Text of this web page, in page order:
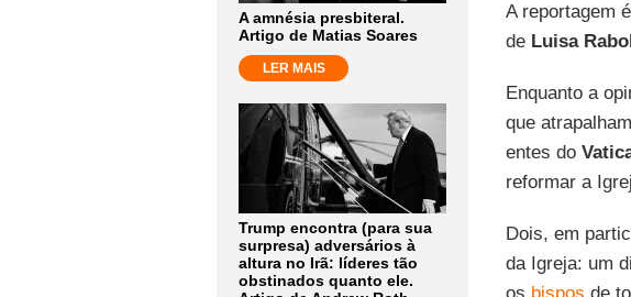
A amnésia presbiteral.
Artigo de Matias Soares
LER MAIS
Trump encontra (para sua
surpresa) adversários à
altura no Irã: líderes tão
obstinados quanto ele.
A reportagem
de Luisa
Enquanto a
que
entes do
reformar a
Dois, em
da Igreja: um